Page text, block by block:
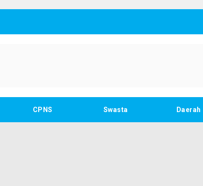
CPNS Swasta Daerah